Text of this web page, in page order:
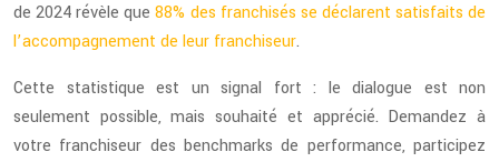
de 2024 révèle que88% des franchisés se déclarent satisfaits de
l’accompagnement de leur franchiseur.
Cette statistique est un signal fort : le dialogue est non
seulement possible, mais souhaité et apprécié. Demandez à
votre franchiseur des benchmarks de performance, participez